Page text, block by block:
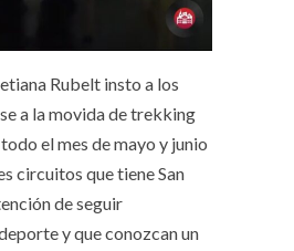
Rubelt insto a los
a la movida de trekking
el mes de mayo y junio
circuitos que tiene San
de seguir
y que conozcan un